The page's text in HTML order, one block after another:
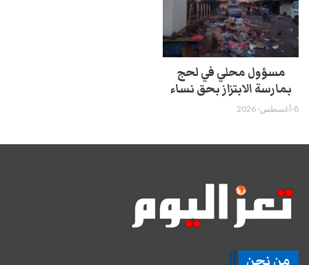
مسؤول محلي في لحج
بمارسة الابتزاز بحق نساء
8-أغسطس- 2026